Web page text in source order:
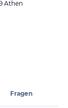
Athen
Fragen